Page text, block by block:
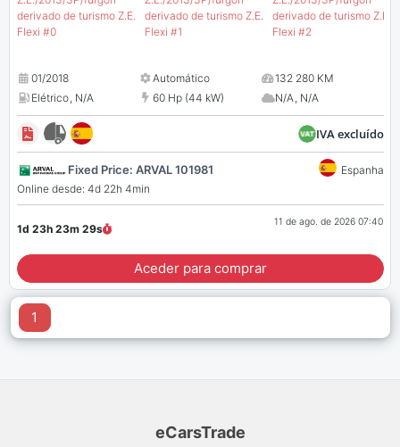
01/2018 Automático
132 280 KM
Elétrico, N/A 60 Hp (44 kW) N/A, N/A
IVA excluído
Fixed Price: ARVAL 101981
Espanha
Online desde: 4d 22h 4min
1d 23h 23m 29s
11 de ago. de 2026 07:40
Aceder para comprar
1
eCarsTrade